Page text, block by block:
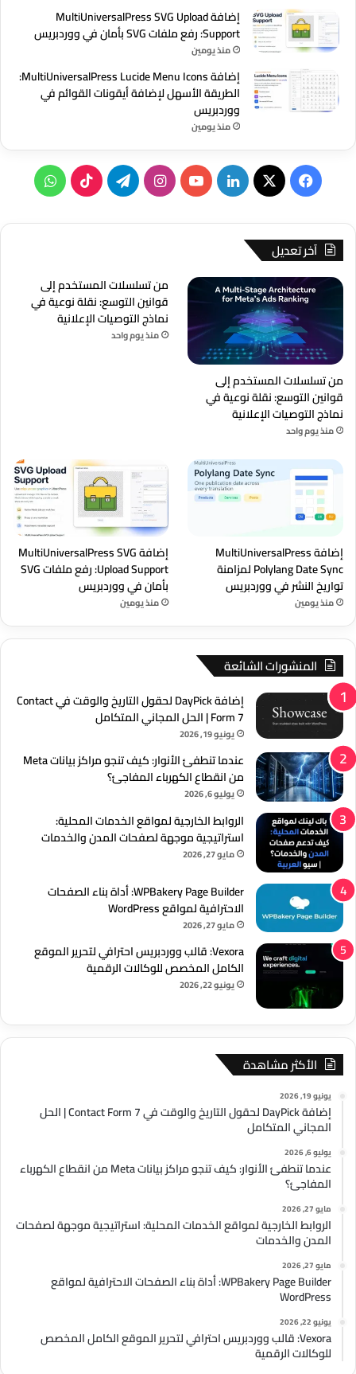
إضافة MultiUniversalPress SVG Upload
Support: رفع ملفات SVG بأمان في ووردبريس
منذ يومين
إضافة MultiUniversalPress Lucide Menu Icons:
الطريقة الأسهل لإضافة أيقونات القوائم في
ووردبريس
منذ يومين
فيسبوك
‫X لينكدإن‫YouTubeانستقرامتيلقرام‫TikTok
آخر تعديل
من تسلسلات المستخدم إلى
قوانين التوسع: نقلة نوعية في
نماذج التوصيات الإعلانية
منذ يوم واحد
من تسلسلات المستخدم إلى
قوانين التوسع: نقلة نوعية في
نماذج التوصيات الإعلانية
منذ يوم واحد
إضافة MultiUniversalPress
Polylang Date Sync لمزامنة
تواريخ النشر في ووردبريس
منذ يومين
إضافة MultiUniversalPress SVG
Upload Support: رفع ملفات SVG
بأمان في ووردبريس
منذ يومين
المنشورات الشائعة
إضافة DayPick لحقول التاريخ والوقت في Contact
Form 7 | الحل المجاني المتكامل
يونيو 19, 2026
عندما تنطفئ الأنوار: كيف تنجو مراكز بيانات Meta
من انقطاع الكهرباء المفاجئ؟
يوليو 6, 2026
الروابط الخارجية لمواقع الخدمات المحلية:
استراتيجية موجهة لصفحات المدن والخدمات
مايو 27, 2026
WPBakery Page Builder: أداة بناء الصفحات
الاحترافية لمواقع WordPress
مايو 27, 2026
Vexora: قالب ووردبريس احترافي لتحرير الموقع
الكامل المخصص للوكالات الرقمية
يونيو 22, 2026
الأكثر مشاهدة
يونيو 19, 2026
إضافة DayPick لحقول التاريخ والوقت في Contact Form 7 | الحل
المجاني المتكامل
يوليو 6, 2026
عندما تنطفئ الأنوار: كيف تنجو مراكز بيانات Meta من انقطاع الكهرباء
المفاجئ؟
مايو 27, 2026
الروابط الخارجية لمواقع الخدمات المحلية: استراتيجية موجهة لصفحات
المدن والخدمات
مايو 27, 2026
WPBakery Page Builder: أداة بناء الصفحات الاحترافية لمواقع
WordPress
يونيو 22, 2026
Vexora: قالب ووردبريس احترافي لتحرير الموقع الكامل المخصص
للوكالات الرقمية